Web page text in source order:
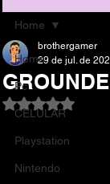
Home
Pc
CELULAR
Playstation
Nintendo
Home
brothergamer
29 de jul. de
Avaliado com